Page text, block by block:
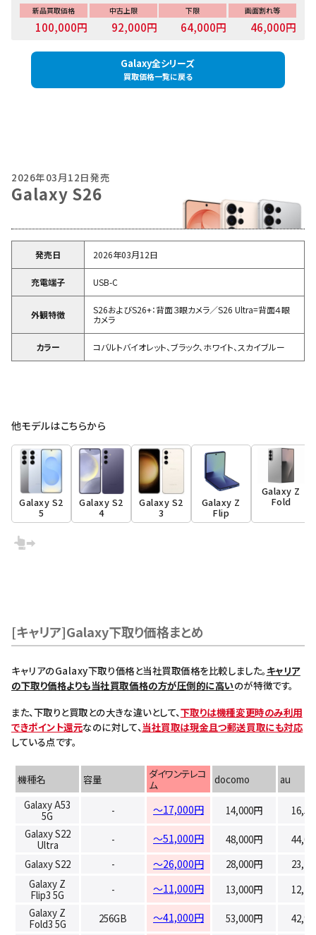
新品買取価格
100,000円
中古上限
92,000円
下限
64,000円
画面割れ等
46,000円
Galaxy全シリーズ
買取価格一覧に戻る
2026年03月12日発売
Galaxy S26
発売日 2026年03月12日
充電端子 USB-C
外観特徴
S26およびS26+：背面３眼カメラ／S26 Ultra=背面４眼
カメラ
カラー コバルトバイオレット、ブラック、ホワイト、スカイブルー
他モデルはこちらから
Galaxy S2
5
Galaxy S2
4
Galaxy S2
3
Galaxy Z
Flip
Galaxy Z
Fold
[キャリア]Galaxy下取り価格まとめ
キャリアのGalaxy下取り価格と当社買取価格を比較しました。 キャリア
の下取り価格よりも当社買取価格の方が圧倒的に高いのが特徴です。
また、下取りと買取との大きな違いとして、下取りは機種変更時のみ利用
できポイント還元なのに対して、当社買取は現金且つ郵送買取にも対応
している点です。
機種名 容量
ダイワンテレコ
ム
docomo
au
Galaxy A53
5G
- ～17,000円 14,000円
Galaxy S22
Ultra
- ～51,000円 48,000円
Galaxy S22
- ～26,000円 28,000円
Galaxy Z
Flip3 5G
- ～11,000円 13,000円
Galaxy Z
Fold3 5G
256GB ～41,000円 53,000円